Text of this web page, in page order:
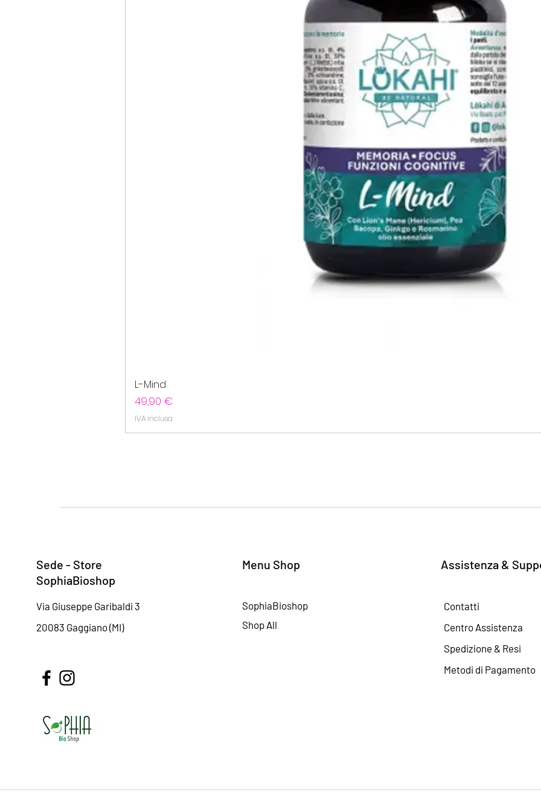
L-Mind
Prezzo
49,90 €
IVA inclusa
Sede - Store
SophiaBioshop
Via Giuseppe Garibaldi 3
20083 Gaggiano (MI)
Menu Shop
SophiaBioshop
Shop All
Assistenza &
Contatti
Centro Assistenza
Spedizione & Resi
Metodi di Pagamento